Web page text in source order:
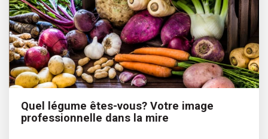
Quel légume êtes-vous? Votre image
professionnelle dans la mire